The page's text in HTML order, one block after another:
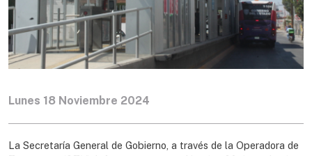
Lunes 18 Noviembre 2024
La Secretaría General de Gobierno, a través de la Operadora de